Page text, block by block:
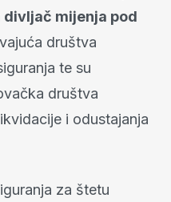
divljač mijenja pod
društva
te su
društva
i odustajanja
za štetu